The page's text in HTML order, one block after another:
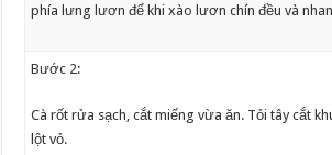
phía lưng lươn để khi xào lươn chín đều và
Bước 2:
Cà rốt rửa sạch, cắt miếng vừa ăn. Tỏi tây cắt
lột vỏ.